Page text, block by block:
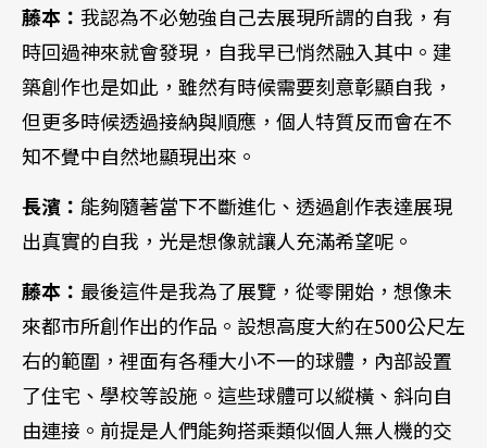
藤本： 我認為不必勉強自己去展現所謂的自我，有
時回過神來就會發現，自我早已悄然融入其中。建
築創作也是如此，雖然有時候需要刻意彰顯自我，
但更多時候透過接納與順應，個人特質反而會在不
知不覺中自然地顯現出來。
長濱： 能夠隨著當下不斷進化、透過創作表達展現
出真實的自我，光是想像就讓人充滿希望呢。
藤本： 最後這件是我為了展覽，從零開始，想像未
來都市所創作出的作品。設想高度大約在500公尺左
右的範圍，裡面有各種大小不一的球體，內部設置
了住宅、學校等設施。這些球體可以縱橫、斜向自
由連接。前提是人們能夠搭乘類似個人無人機的交